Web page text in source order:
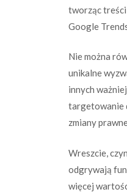
tworząc
Google
Nie można
unikalne
innych
targetowanie
zmiany
Wreszcie,
odgrywają
więcej